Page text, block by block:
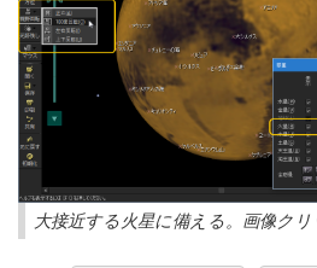
大接近する火星に備える。画像ク